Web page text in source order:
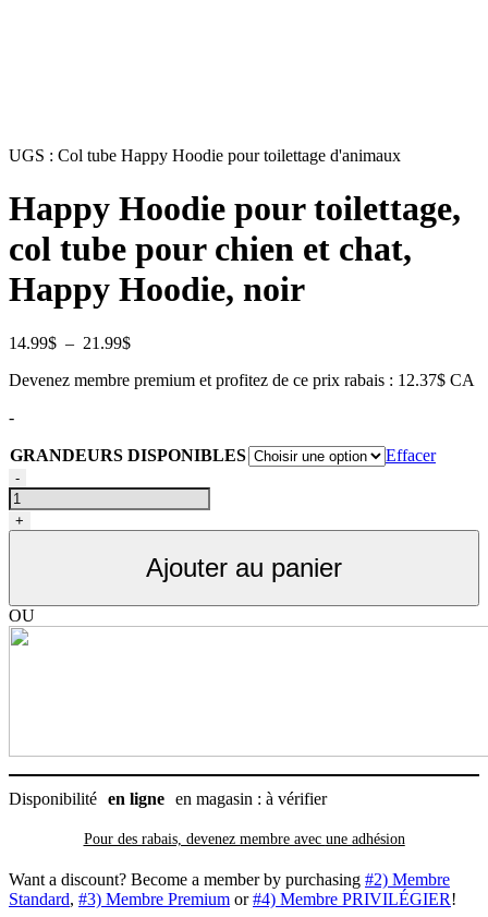
UGS : Col tube Happy Hoodie pour toilettage d'animaux
Happy Hoodie pour toilettage,
col tube pour chien et chat,
Happy Hoodie, noir
14.99$ – 21.99$Plage
prix :
Devenez membre premium et profitez de ce prix rabais : 12.37$ CA
-
GRANDEURS DISPONIBLES
Effacer
quantité
de
Col
tube
toilettage
de
-
+
Ajouter au panier
OU
Disponibilité en ligne en magasin : à vérifier
Pour des rabais, devenez membre avec une adhésion
Want a discount? Become a member by purchasing #2) Membre
Standard, #3) Membre Premium or#4) Membre PRIVILÉGIER!